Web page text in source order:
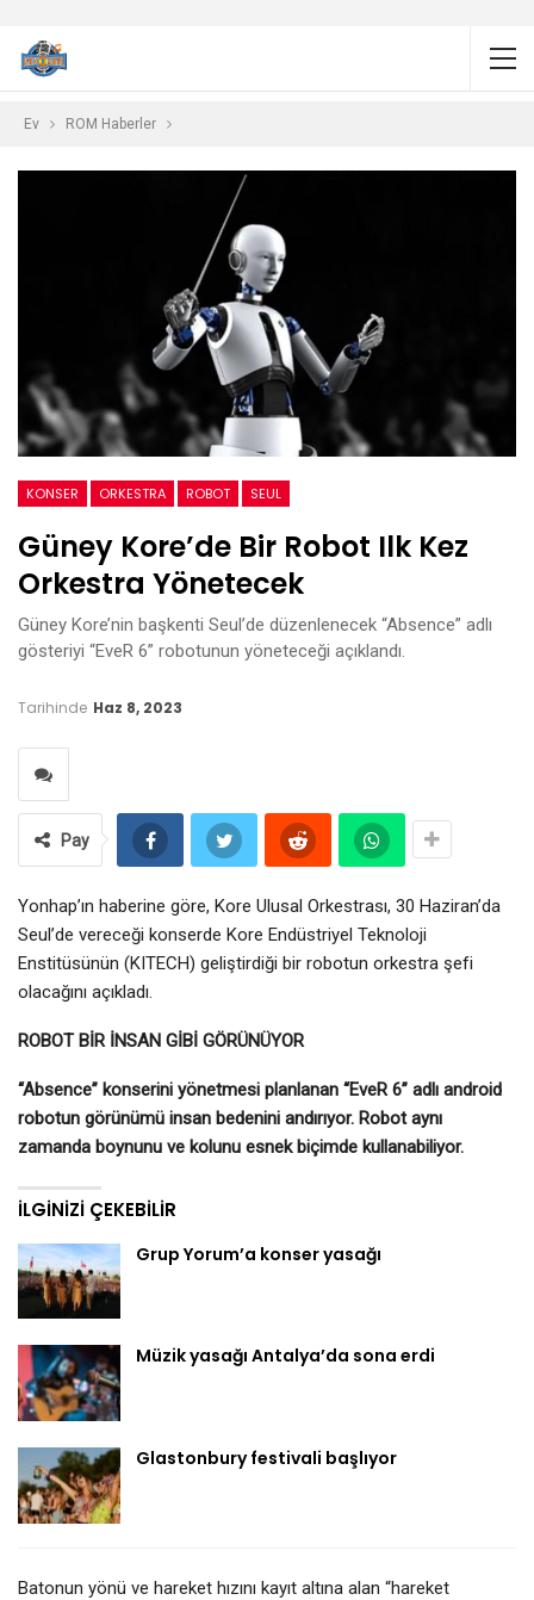
Ev ROM Haberler
KONSER ORKESTRA ROBOT SEUL
Güney Kore’de Bir Robot Ilk Kez
Orkestra Yönetecek
Güney Kore’nin başkenti Seul’de düzenlenecek “Absence” adlı
gösteriyi “EveR 6” robotunun yöneteceği açıklandı.
Tarihinde Haz 8, 2023
Pay
Yonhap’ın haberine göre, Kore Ulusal Orkestrası, 30 Haziran’da
Seul’de vereceği konserde Kore Endüstriyel Teknoloji
Enstitüsünün (KITECH) geliştirdiği bir robotun orkestra şefi
olacağını açıkladı.
ROBOT BİR İNSAN GİBİ GÖRÜNÜYOR
“Absence” konserini yönetmesi planlanan “EveR 6” adlı android
robotun görünümü insan bedenini andırıyor. Robot aynı
zamanda boynunu ve kolunu esnek biçimde kullanabiliyor.
İLGINIZI ÇEKEBILIR
Grup Yorum’a konser yasağı
Müzik yasağı Antalya’da sona erdi
Glastonbury festivali başlıyor
Batonun yönü ve hareket hızını kayıt altına alan “hareket